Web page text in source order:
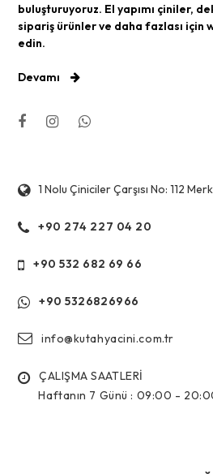
buluşturuyoruz. El yapımı çiniler,
sipariş ürünler ve daha fazlası için
edin.
Devamı
1 Nolu Çiniciler Çarşısı No: 112
+90 274 227 04 20
+90 532 682 69 66
+90 5326826966
info@kutahyacini.com.tr
ÇALIŞMA SAATLERİ
Haftanın 7 Günü : 09:00 -